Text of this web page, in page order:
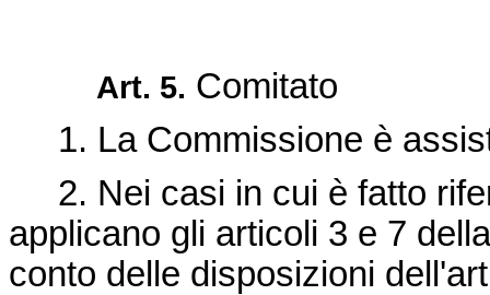
Art. 5. Comitato
1. La Commissione è
2. Nei casi in cui è fatto
applicano gli articoli 3 e 7
conto delle disposizioni